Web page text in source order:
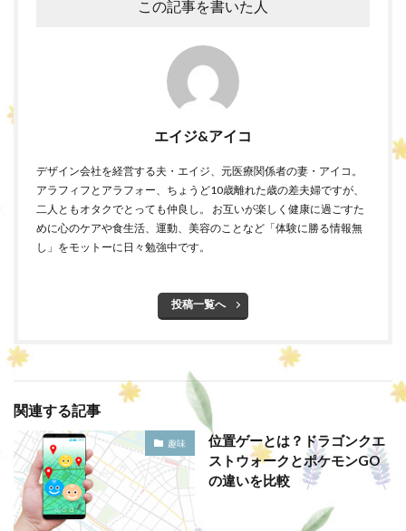
この記事を書いた人
エイジ&アイコ
デザイン会社を経営する夫・エイジ、元医療関係者の妻・アイコ。
アラフィフとアラフォー、ちょうど10歳離れた歳の差夫婦ですが、
二人ともオタクでとっても仲良し。 お互いが楽しく健康に過ごすた
めに心のケアや食生活、運動、美容のことなど「体験に勝る情報無
し」をモットーに日々勉強中です。
投稿一覧へ
関連する記事
趣味
位置ゲーとは？ドラゴンクエ
ストウォークとポケモンGO
の違いを比較